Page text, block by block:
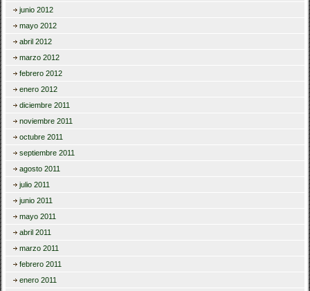
junio 2012
mayo 2012
abril 2012
marzo 2012
febrero 2012
enero 2012
diciembre 2011
noviembre 2011
octubre 2011
septiembre 2011
agosto 2011
julio 2011
junio 2011
mayo 2011
abril 2011
marzo 2011
febrero 2011
enero 2011